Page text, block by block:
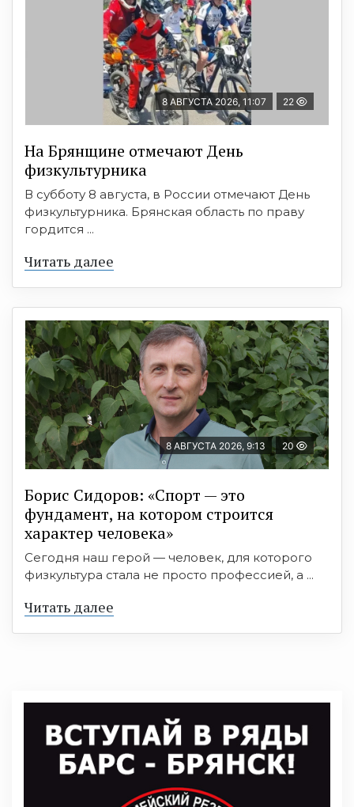
8 АВГУСТА 2026, 11:07 22
На Брянщине отмечают День
физкультурника
В субботу 8 августа, в России отмечают День
физкультурника. Брянская область по праву
гордится ...
Читать далее
8 АВГУСТА 2026, 9:13 20
Борис Сидоров: «Спорт — это
фундамент, на котором строится
характер человека»
Сегодня наш герой — человек, для которого
физкультура стала не просто профессией, а ...
Читать далее